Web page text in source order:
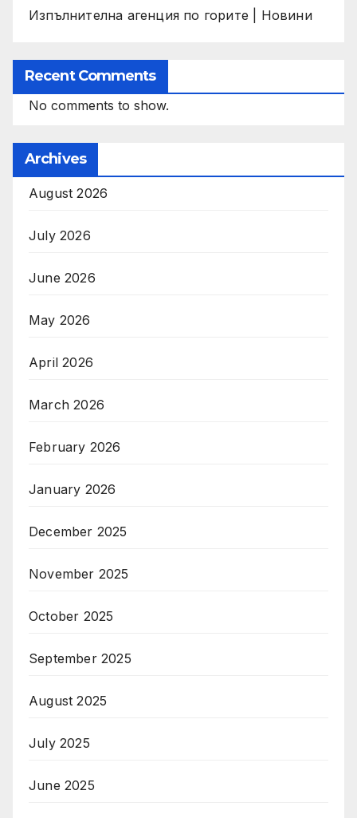
Изпълнителна агенция по горите | Новини
Recent Comments
No comments to show.
Archives
August 2026
July 2026
June 2026
May 2026
April 2026
March 2026
February 2026
January 2026
December 2025
November 2025
October 2025
September 2025
August 2025
July 2025
June 2025